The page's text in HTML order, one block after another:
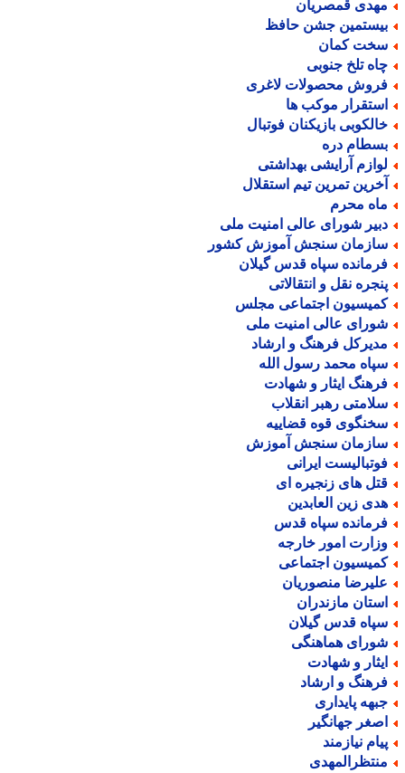
قمصریان
جشن حافظ
کمان
تلخ جنوبی
محصولات لاغری
موکب ها
بازیکنان فوتبال
دره
آرایشی بهداشتی
تمرین تیم استقلال
محرم
شورای عالی امنیت ملی
سنجش آموزش کشور
سپاه قدس گیلان
نقل و انتقالاتی
اجتماعی مجلس
عالی امنیت ملی
فرهنگ و ارشاد
محمد رسول الله
ایثار و شهادت
رهبر انقلاب
قوه قضاییه
سنجش آموزش
ایرانی
های زنجیره ای
زین العابدین
سپاه قدس
امور خارجه
اجتماعی
منصوریان
مازندران
قدس گیلان
هماهنگی
و شهادت
و ارشاد
پایداری
جهانگیر
نیازمند